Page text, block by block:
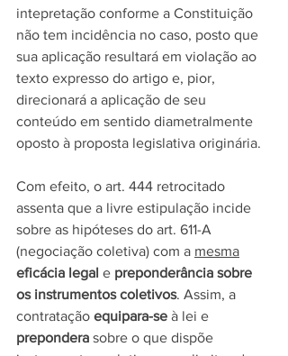
intepretação conforme a Constituição
não tem incidência no caso, posto que
sua aplicação resultará em violação ao
texto expresso do artigo e, pior,
direcionará a aplicação de seu
conteúdo em sentido diametralmente
oposto à proposta legislativa originária.
Com efeito, o art. 444 retrocitado
assenta que a livre estipulação incide
sobre as hipóteses do art. 611-A
(negociação coletiva) com a mesma
eficácia legal e preponderância sobre
os instrumentos coletivos. Assim, a
contratação equipara-se à lei e
prepondera sobre o que dispõe